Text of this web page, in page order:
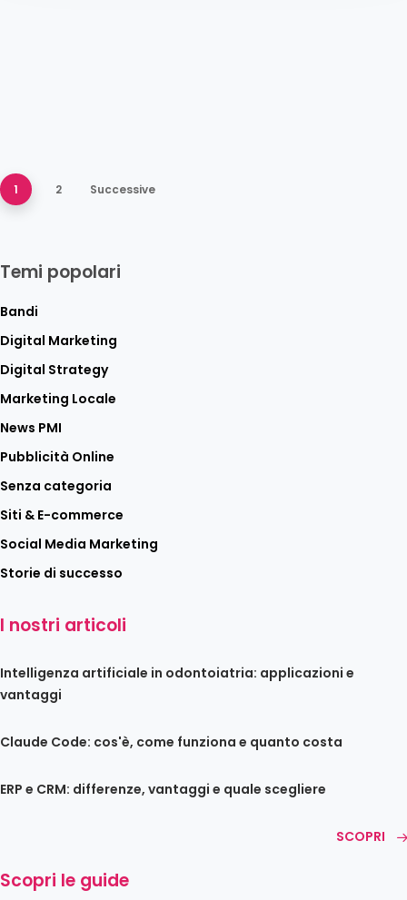
1 2 Successive
Temi popolari
Bandi
Digital Marketing
Digital Strategy
Marketing Locale
News PMI
Pubblicità Online
Senza categoria
Siti & E-commerce
Social Media Marketing
Storie di successo
I nostri articoli
Intelligenza artificiale in odontoiatria: applicazioni e
vantaggi
Claude Code: cos'è, come funziona e quanto costa
ERP e CRM: differenze, vantaggi e quale scegliere
SCOPRI
Scopri le guide